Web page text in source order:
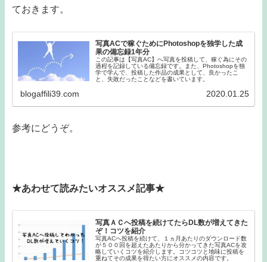
ておきます。
写真ACで稼ぐためにPhotoshopを独学した成
果の備忘録1年分
この記事は【写真AC】へ写真を投稿して、稼ぐ為にその
過程を記録している備忘録です。また、Photoshopを独
学で学んで、投稿した作品の成果として、良かったこ
と、失敗だったことなどを書いています。
blogaffili39.com 2020.01.25
参考にどうぞ。
★あわせて読みたいオススメ記事★
写真ＡＣへ投稿を続けてたらDL数が増えてきた
ぞ！コツを紹介
写真ACへ投稿を続けて、１ヵ月あたりのダウンロード数
が５００回を超えたあたりから分かってきた写真ACを攻
略していくコツを紹介します。コツコツと地味に投稿を
重ねてその成果を得たい方にオススメの内容です。